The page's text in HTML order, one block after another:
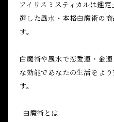
アイリスミスティカルは鑑
選した風水・本格白魔術の
す。
白魔術や風水で恋愛運・金
な効能であなたの生活をよ
す。
-白魔術とは-